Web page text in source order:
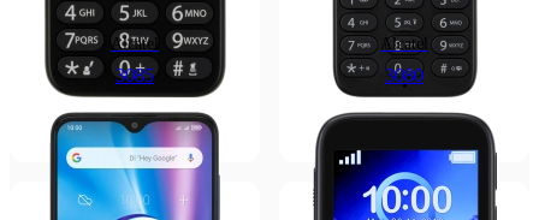
Alcatel
3085
Alcatel
3080